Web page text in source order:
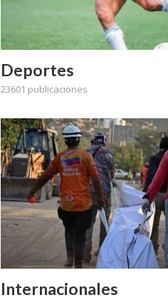
Deportes
23601 publicaciones
Internacionales